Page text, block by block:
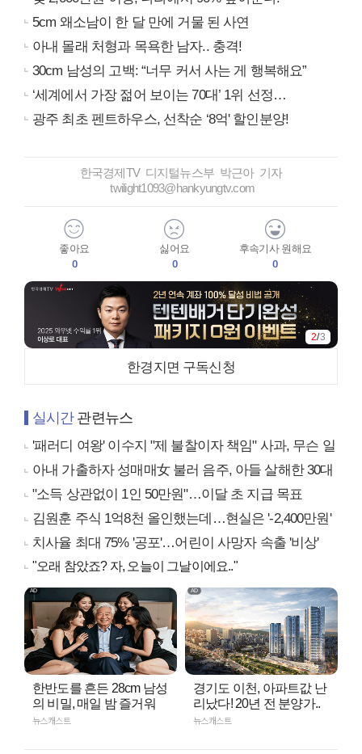
5cm 왜소남이 한 달 만에 거물 된 사연
아내 몰래 처형과 목욕한 남자.. 충격!
30cm 남성의 고백: “너무 커서 사는 게 행복해요”
‘세계에서 가장 젊어 보이는 70대’ 1위 선정…
광주 최초 펜트하우스, 선착순 ‘8억' 할인분양!
한국경제TV 디지털뉴스부 박근아 기자
twilight1093@hankyungtv.com
좋아요
0
싫어요
0
후속기사 원해요
0
2/3
한경지면 구독신청
실시간관련뉴스
'패러디 여왕' 이수지 "제 불찰이자 책임" 사과, 무슨 일
아내 가출하자 성매매女 불러 음주, 아들 살해한 30대
"소득 상관없이 1인 50만원"…이달 초 지급 목표
김원훈 주식 1억8천 올인했는데…현실은 '-2,400만원'
치사율 최대 75% '공포'…어린이 사망자 속출 '비상'
"오래 참았죠? 자, 오늘이 그날이에요.."
한반도를 흔든 28cm 남성
의 비밀, 매일 밤 즐거워
뉴스캐스트
경기도 이천, 아파트값 난
리났다! 20년 전 분양가..
뉴스캐스트